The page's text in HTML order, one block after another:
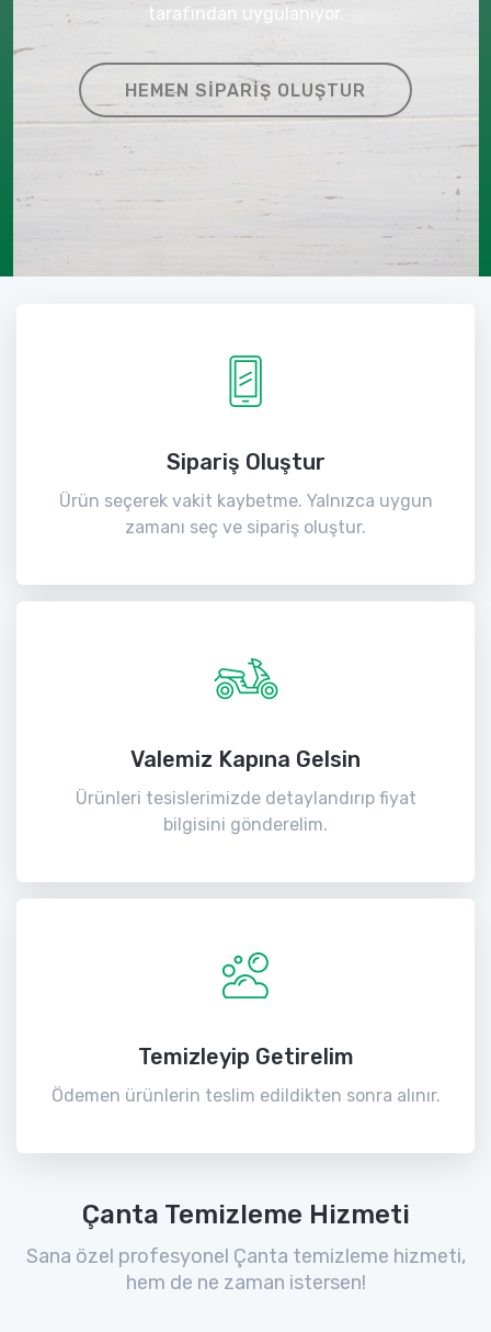
tarafından uygulanıyor.
HEMEN SIPARIŞ OLUŞTUR
Sipariş Oluştur
Ürün seçerek vakit kaybetme. Yalnızca uygun
zamanı seç ve sipariş oluştur.
Valemiz Kapına Gelsin
Ürünleri tesislerimizde detaylandırıp fiyat
bilgisini gönderelim.
Temizleyip Getirelim
Ödemen ürünlerin teslim edildikten sonra alınır.
Çanta Temizleme Hizmeti
Sana özel profesyonel Çanta temizleme hizmeti,
hem de ne zaman istersen!